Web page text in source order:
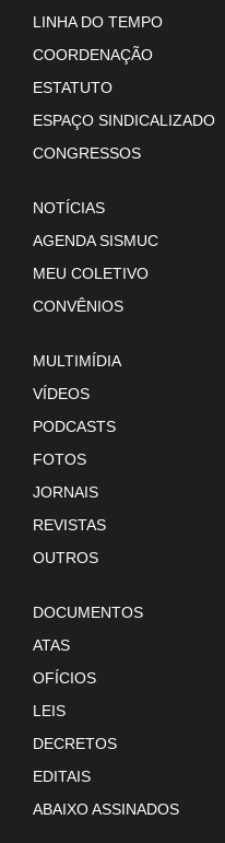
LINHA DO TEMPO
COORDENAÇÃO
ESTATUTO
ESPAÇO SINDICALIZADO
CONGRESSOS
NOTÍCIAS
AGENDA SISMUC
MEU COLETIVO
CONVÊNIOS
MULTIMÍDIA
VÍDEOS
PODCASTS
FOTOS
JORNAIS
REVISTAS
OUTROS
DOCUMENTOS
ATAS
OFÍCIOS
LEIS
DECRETOS
EDITAIS
ABAIXO ASSINADOS